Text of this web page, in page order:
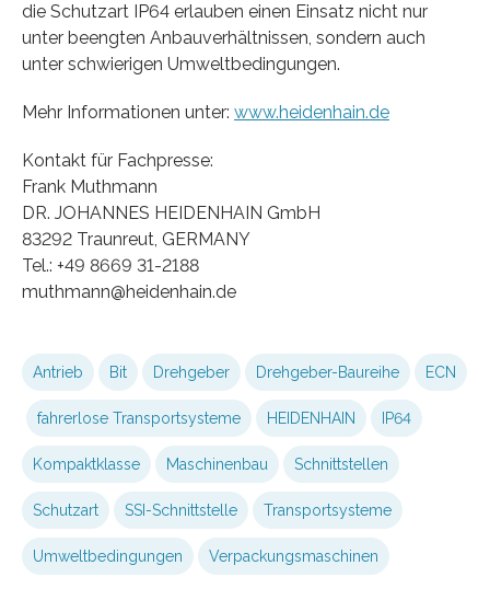
die Schutzart IP64 erlauben einen Einsatz nicht nur
unter beengten Anbauverhältnissen, sondern auch
unter schwierigen Umweltbedingungen.
Mehr Informationen unter: www.heidenhain.de
Kontakt für Fachpresse:
Frank Muthmann
DR. JOHANNES HEIDENHAIN GmbH
83292 Traunreut, GERMANY
Tel.: +49 8669 31-2188
muthmann@heidenhain.de
Antrieb Bit Drehgeber Drehgeber-Baureihe ECN
fahrerlose Transportsysteme HEIDENHAIN IP64
Kompaktklasse Maschinenbau Schnittstellen
Schutzart SSI-Schnittstelle Transportsysteme
Umweltbedingungen Verpackungsmaschinen